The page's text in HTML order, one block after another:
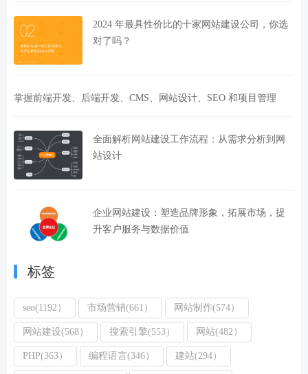
2024 年最具性价比的十家网站建设公司，你选
对了吗？
掌握前端开发、后端开发、CMS、网站设计、SEO 和项目管理
全面解析网站建设工作流程：从需求分析到网
站设计
企业网站建设：塑造品牌形象，拓展市场，提
升客户服务与数据价值
标签
seo(1192） 市场营销(661） 网站制作(574）
网站建设(568） 搜索引擎(553） 网站(482）
PHP(363） 编程语言(346） 建站(294）